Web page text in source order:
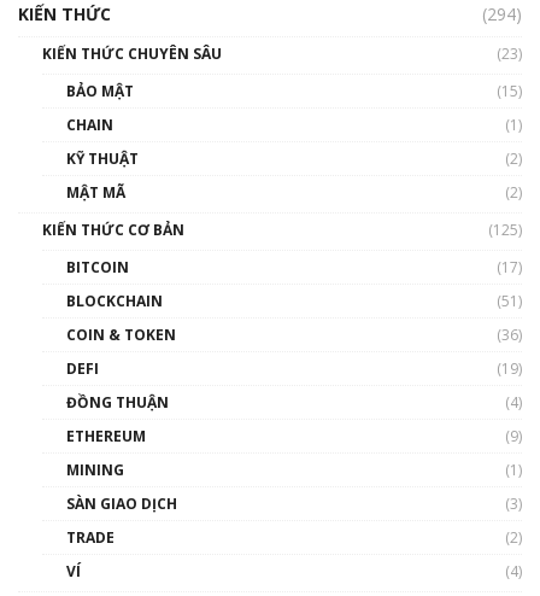
00:43:47
như thể nào?
00:39:31
Phổ cập Blockchain
thống & Crypto qua các cuộc chiến | Phổ cập
KIẾN THỨC
(294)
KIẾN THỨC CHUYÊN SÂU
(23)
BẢO MẬT
(15)
CHAIN
(1)
KỸ THUẬT
(2)
MẬT MÃ
(2)
KIẾN THỨC CƠ BẢN
(125)
BITCOIN
(17)
BLOCKCHAIN
(51)
COIN & TOKEN
(36)
DEFI
(19)
ĐỒNG THUẬN
(4)
ETHEREUM
(9)
MINING
(1)
SÀN GIAO DỊCH
(3)
TRADE
(2)
VÍ
(4)